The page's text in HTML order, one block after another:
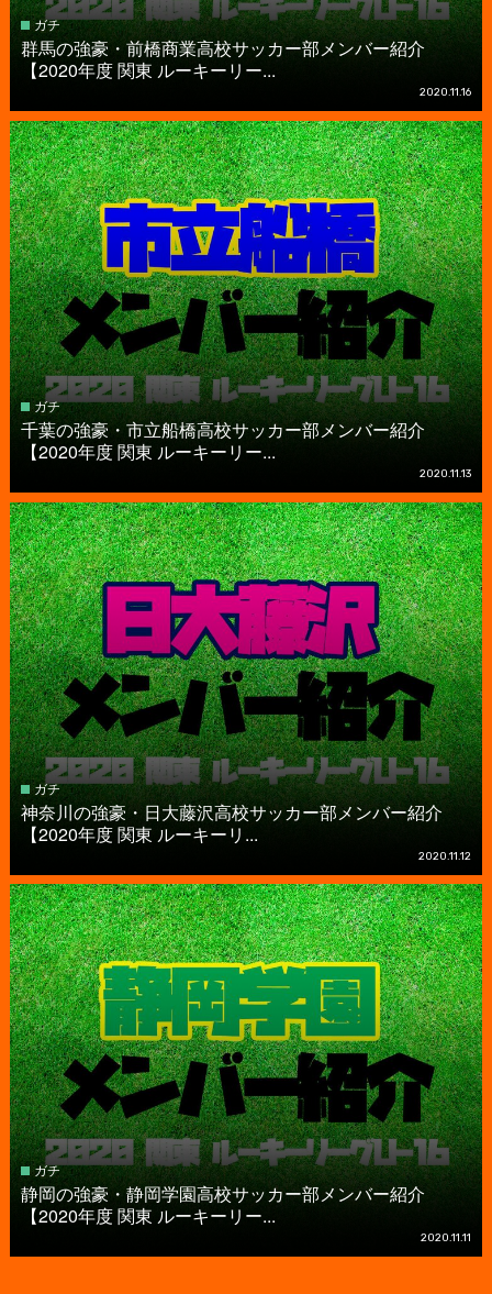
ガチ
群馬の強豪・前橋商業高校サッカー部メンバー紹介
【2020年度 関東 ルーキーリー...
2020.11.16
ガチ
千葉の強豪・市立船橋高校サッカー部メンバー紹介
【2020年度 関東 ルーキーリー...
2020.11.13
ガチ
神奈川の強豪・日大藤沢高校サッカー部メンバー紹介
【2020年度 関東 ルーキーリ...
2020.11.12
ガチ
静岡の強豪・静岡学園高校サッカー部メンバー紹介
【2020年度 関東 ルーキーリー...
2020.11.11